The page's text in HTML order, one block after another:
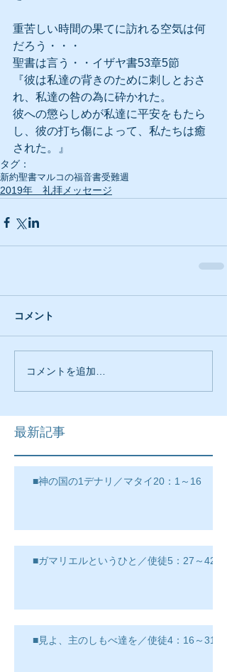
重苦しい時間の果てに訪れる空気は何
だろう・・・
聖書は言う・・イザヤ書53章5節
『彼は私達の背きのために刺しとおさ
れ、私達の咎の為に砕かれた。
彼への懲らしめが私達に平安をもたら
し、彼の打ち傷によって、私たちは癒
された。』
タグ：
新約聖書マルコの福音書受難週
2019年 礼拝メッセージ
コメント
コメントを追加…
最新記事
■神の国の1デナリ／マタイ20：1～16
■ガマリエルというひと／使徒5：27～42
■見よ、主のしもべ達を／使徒4：16～31